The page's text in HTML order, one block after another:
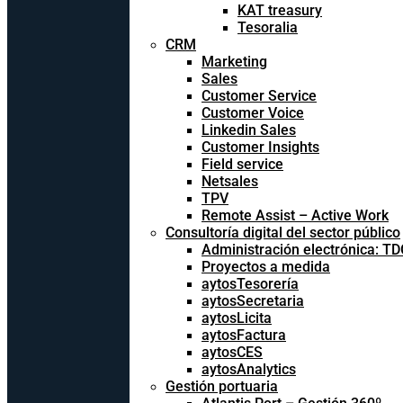
KAT treasury
Tesoralia
CRM
Marketing
Sales
Customer Service
Customer Voice
Linkedin Sales
Customer Insights
Field service
Netsales
TPV
Remote Assist – Active Work
Consultoría digital del sector público
Administración electrónica:
Proyectos a medida
aytosTesorería
aytosSecretaria
aytosLicita
aytosFactura
aytosCES
aytosAnalytics
Gestión portuaria